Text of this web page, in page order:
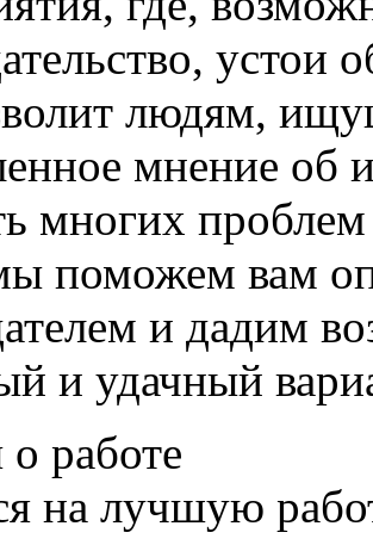
людям,
мнение об
многих
поможем вам
и дадим
и удачный
работе
на лучшую